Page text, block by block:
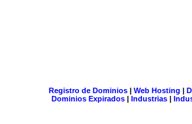
Registro de Dominios| Web Hosting |
Dominios Expirados | Industrias |